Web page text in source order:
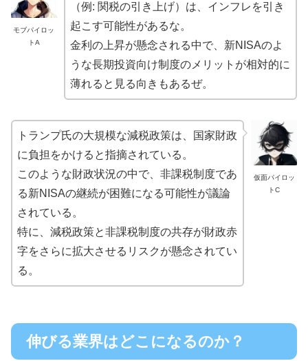
モブパイロッ
トA
（例: 関税の引き上げ）は、インフレを引き
起こす可能性があるな。
金利の上昇が懸念される中で、新NISAのよ
うな長期投資向け制度のメリットが相対的に
薄れると見る向きもあるぜ。
仮面パイロッ
トC
トランプ氏の大規模な減税政策は、国家財政
に負担をかけると指摘されている。
このような財政状況の中で、非課税制度であ
る新NISAの継続が困難になる可能性が議論
されている。
特に、減税政策と非課税制度の共存が財政赤
字をさらに拡大させるリスクが懸念されてい
る。
伸びる業界はどこになるのか？